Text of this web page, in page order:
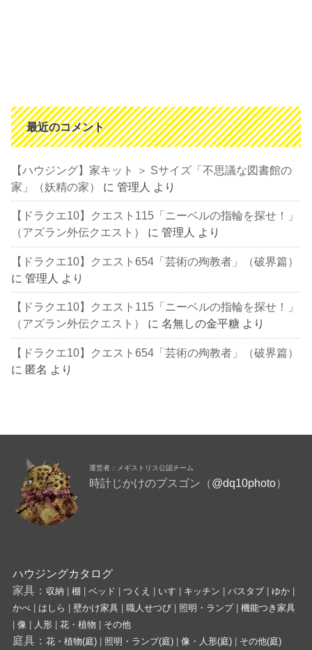
最近のコメント
【ハウジング】家キット ＞ Sサイズ「不思議な図書館の
家」（妖精の家）
に管理人 より
【ドラクエ10】クエスト115「ニーベルの指輪を探せ！」
（アズラン外伝クエスト）
に管理人 より
【ドラクエ10】クエスト654「芸術の殉教者」（破界篇）
に管理人 より
【ドラクエ10】クエスト115「ニーベルの指輪を探せ！」
（アズラン外伝クエスト）
に名無しの金平糖 より
【ドラクエ10】クエスト654「芸術の殉教者」（破界篇）
に 匿名 より
運営者：メギストリス公認チーム
時計じかけのプスゴン（@dq10photo）
ハウジングカタログ
家具： 収納 棚 ベッド つくえ いす キッチン バスタブ| ゆか|
かべ| はしら 壁かけ家具| 職人せつび| 照明・ランプ| 機能つき家具
像| 人形| 花・植物 その他
庭具： 花・植物(庭)| 照明・ランプ(庭)| 像・人形(庭) その他(庭)